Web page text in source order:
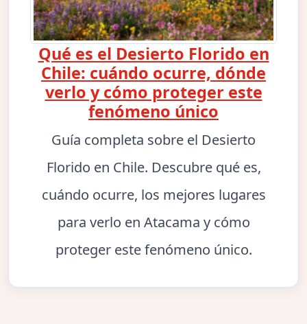
Qué es el Desierto Florido en
Chile: cuándo ocurre, dónde
verlo y cómo proteger este
fenómeno único
Guía completa sobre el Desierto
Florido en Chile. Descubre qué es,
cuándo ocurre, los mejores lugares
para verlo en Atacama y cómo
proteger este fenómeno único.